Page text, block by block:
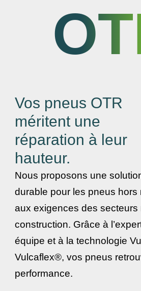
Vos pneus OTR
méritent une
réparation à leur
hauteur.
Nous proposons une
durable pour les pneus hors
aux exigences des secteurs
construction. Grâce à
équipe et à la technologie
Vulcaflex®, vos pneus
performance.